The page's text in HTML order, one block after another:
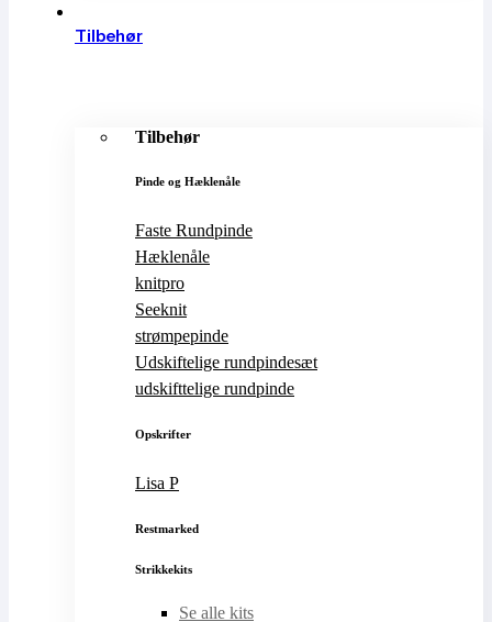
Tilbehør
Tilbehør
Pinde og Hæklenåle
Faste Rundpinde
Hæklenåle
knitpro
Seeknit
strømpepinde
Udskiftelige rundpindesæt
udskifttelige rundpinde
Opskrifter
Lisa P
Restmarked
Strikkekits
Se alle kits